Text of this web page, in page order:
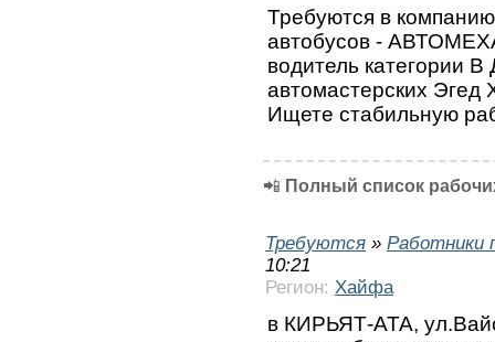
Требуются в
автобусов -
водитель категории
автомастерских
Ищете стабильную
📲 Полный список
Требуются » Работники
10:21
Регион: Хайфа
в КИРЬЯТ-АТА,